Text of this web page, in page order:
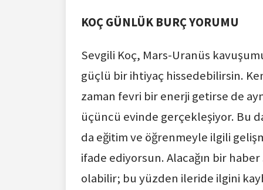
KOÇ GÜNLÜK BURÇ YORUMU
Sevgili Koç, Mars-Uranüs
güçlü bir ihtiyaç hissedebilirsin.
zaman fevri bir enerji getirse de
üçüncü evinde gerçekleşiyor. Bu
da eğitim ve öğrenmeyle ilgili
ifade ediyorsun. Alacağın bir
olabilir; bu yüzden ileride ilgini